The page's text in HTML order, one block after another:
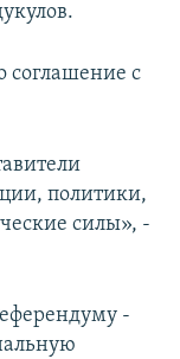
соглашение с
политики,
силы», -
-